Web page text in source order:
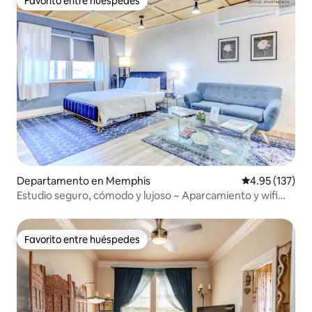
Favorito entre huéspedes
Departamento en Memphis Calificación
4.95 (137)
Estudio seguro, cómodo y lujoso ~ Aparcamiento y wifi
Favorito entre huéspedes
Favorito entre huéspedes